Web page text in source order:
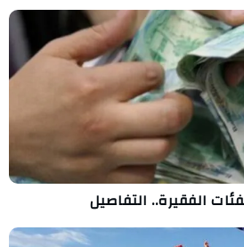
الفقيرة.. التفاصيل